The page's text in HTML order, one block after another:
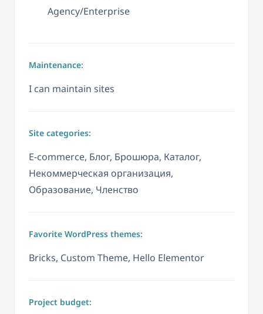
Agency/Enterprise
Maintenance:
I can maintain sites
Site categories:
E-commerce, Блог, Брошюра, Каталог,
Некоммерческая организация,
Образование, Членство
Favorite WordPress themes:
Bricks, Custom Theme, Hello Elementor
Project budget: